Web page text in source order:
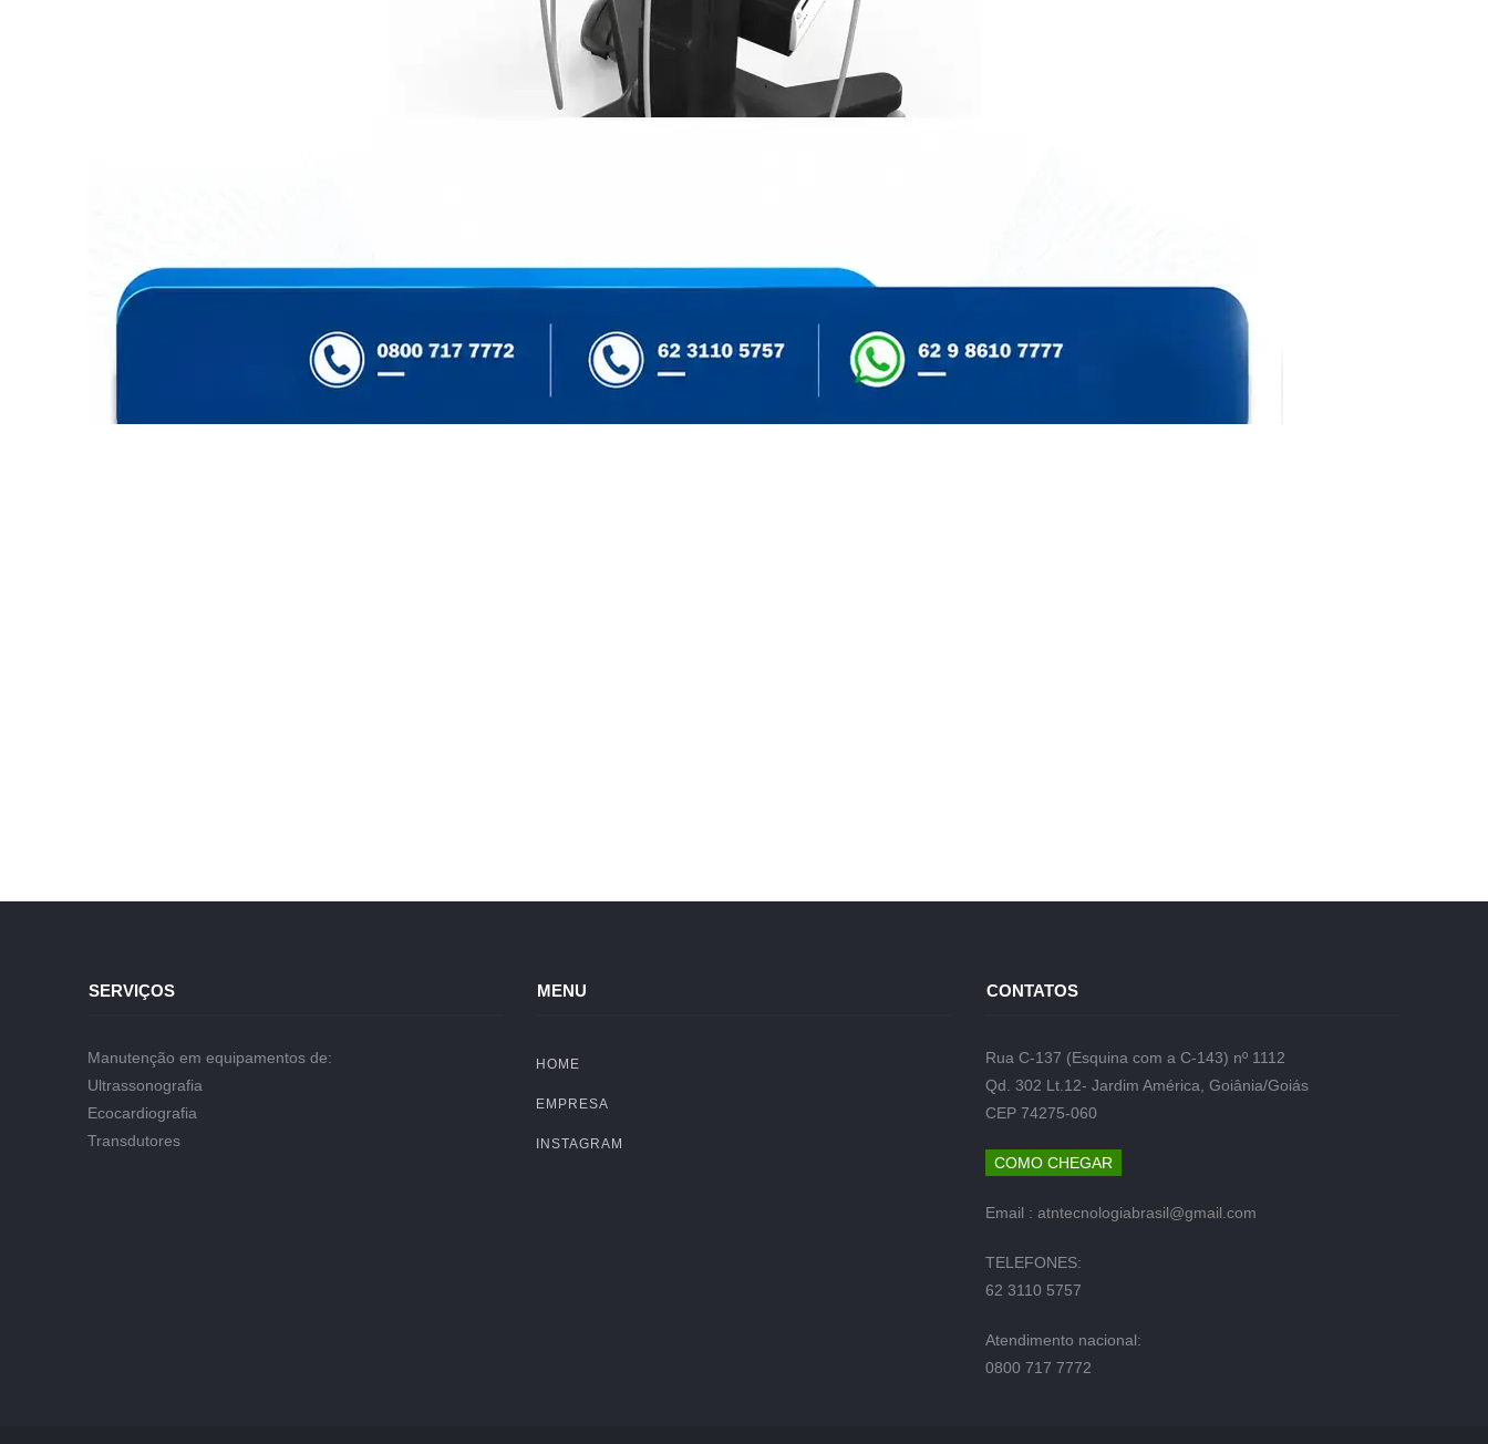
SERVIÇOS
Manutenção em equipamentos de:
Ultrassonografia
Ecocardiografia
Transdutores
MENU
HOME
EMPRESA
INSTAGRAM
CONTATOS
Rua C-137 (Esquina com a C-143) nº 1112
Qd. 302 Lt.12- Jardim América, Goiânia/Goiás
CEP 74275-060
COMO CHEGAR
Email : atntecnologiabrasil@gmail.com
TELEFONES:
62 3110 5757
Atendimento nacional:
0800 717 7772